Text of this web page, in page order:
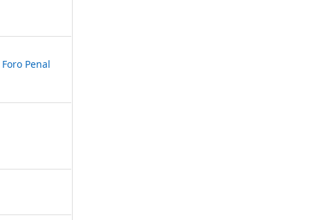
Penal